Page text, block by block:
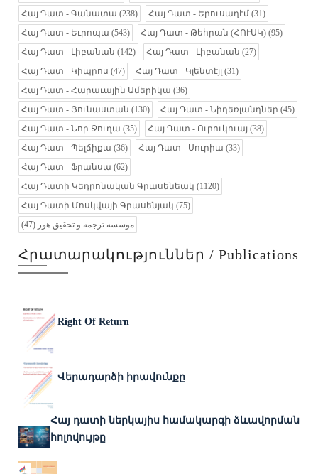
Հայ Դատ - Գանատա (238) Հայ Դատ - Երուսաղէմ (31)
Հայ Դատ - Եւրոպա (543) Հայ Դատ - Թեհրան (ՀՈՒՍԿ) (95)
Հայ Դատ - Լիբանան (142) Հայ Դատ - Լիբանան (27)
Հայ Դատ - Կիպրոս (47) Հայ Դատ - Կլենտէյլ (31)
Հայ Դատ - Հարաւային Ամերիկա (36)
Հայ Դատ - Յունաստան (130) Հայ Դատ - Նիդեռլանդներ (45)
Հայ Դատ - Նոր Ջուղա (35) Հայ Դատ - Ուրուկուայ (38)
Հայ Դատ - Պելճիքա (36) Հայ Դատ - Սուրիա (33)
Հայ Դատ - Ֆրանսա (62)
Հայ Դատի Կեդրոնական Գրասենեակ (1120)
Հայ Դատի Մոսկվայի Գրասենյակ (75)
موسسه ترجمه و تحقیق هور (47)
Հրատարակություններ / Publications
Right Of Return
Վերադարձի իրավունքը
Հայ դատի ներկայիս համակարգի ձևավորման
հոլովույթը